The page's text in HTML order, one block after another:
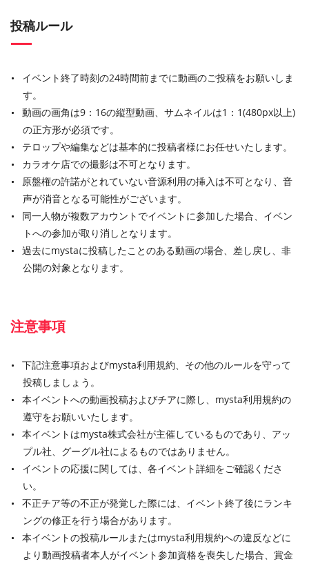
投稿ルール
イベント終了時刻の24時間前までに動画のご投稿をお願いしま
す。
動画の画角は9：16の縦型動画、サムネイルは1：1(480px以上)
の正方形が必須です。
テロップや編集などは基本的に投稿者様にお任せいたします。
カラオケ店での撮影は不可となります。
原盤権の許諾がとれていない音源利用の挿入は不可となり、音
声が消音となる可能性がございます。
同一人物が複数アカウントでイベントに参加した場合、イベン
トへの参加が取り消しとなります。
過去にmystaに投稿したことのある動画の場合、差し戻し、非
公開の対象となります。
注意事項
下記注意事項およびmysta利用規約、その他のルールを守って
投稿しましょう。
本イベントへの動画投稿およびチアに際し、mysta利用規約の
遵守をお願いいたします。
本イベントはmysta株式会社が主催しているものであり、アッ
プル社、グーグル社によるものではありません。
イベントの応援に関しては、各イベント詳細をご確認くださ
い。
不正チア等の不正が発覚した際には、イベント終了後にランキ
ングの修正を行う場合があります。
本イベントの投稿ルールまたはmysta利用規約への違反などに
より動画投稿者本人がイベント参加資格を喪失した場合、賞金